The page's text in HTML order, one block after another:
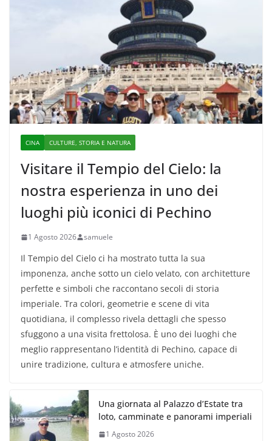
CINA CULTURE, STORIA E NATURA
Visitare il Tempio del Cielo: la
nostra esperienza in uno dei
luoghi più iconici di Pechino
1 Agosto 2026 samuele
Il Tempio del Cielo ci ha mostrato tutta la sua
imponenza, anche sotto un cielo velato, con architetture
perfette e simboli che raccontano secoli di storia
imperiale. Tra colori, geometrie e scene di vita
quotidiana, il complesso rivela dettagli che spesso
sfuggono a una visita frettolosa. È uno dei luoghi che
meglio rappresentano l’identità di Pechino, capace di
unire tradizione, cultura e atmosfere uniche.
Una giornata al Palazzo d’Estate tra
loto, camminate e panorami imperiali
1 Agosto 2026